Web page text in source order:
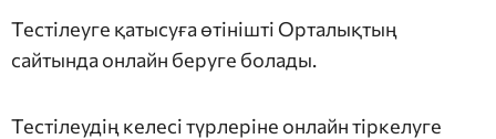
Тестілеуге қатысуға өтінішті Орталықтың
сайтында онлайн беруге болады.
Тестілеудің келесі түрлеріне онлайн тіркелуге